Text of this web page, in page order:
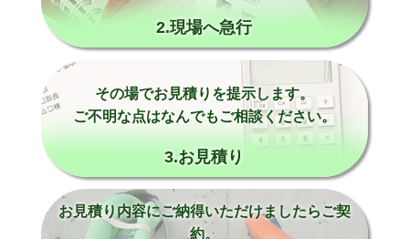
2.現場へ急行
その場でお見積りを提示します。
ご不明な点はなんでもご相談ください。
3.お見積り
お見積り内容にご納得いただけましたらご契
約。